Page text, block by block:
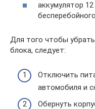
аккумулятор
Для того чтобы
блока, следует:
Отключить
автомобиля и
Обернуть